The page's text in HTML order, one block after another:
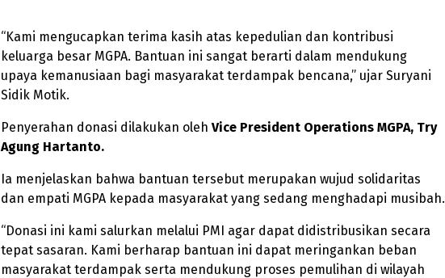
“Kami mengucapkan terima kasih atas kepedulian dan kontribusi
keluarga besar MGPA. Bantuan ini sangat berarti dalam mendukung
upaya kemanusiaan bagi masyarakat terdampak bencana,” ujar Suryani
Sidik Motik.
Penyerahan donasi dilakukan oleh Vice President Operations MGPA, Try
Agung Hartanto.
Ia menjelaskan bahwa bantuan tersebut merupakan wujud solidaritas
dan empati MGPA kepada masyarakat yang sedang menghadapi musibah.
“Donasi ini kami salurkan melalui PMI agar dapat didistribusikan secara
tepat sasaran. Kami berharap bantuan ini dapat meringankan beban
masyarakat terdampak serta mendukung proses pemulihan di wilayah